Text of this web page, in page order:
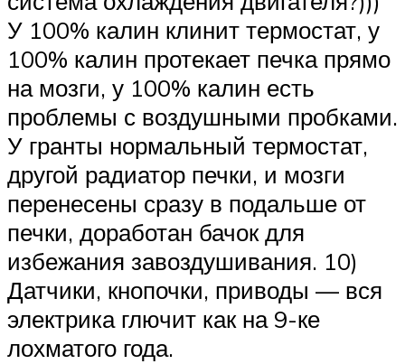
У 100% калин клинит термостат, у
100% калин протекает печка прямо
на мозги, у 100% калин есть
проблемы с воздушными пробками.
У гранты нормальный термостат,
другой радиатор печки, и мозги
перенесены сразу в подальше от
печки, доработан бачок для
избежания завоздушивания. 10)
Датчики, кнопочки, приводы — вся
электрика глючит как на 9-ке
лохматого года.